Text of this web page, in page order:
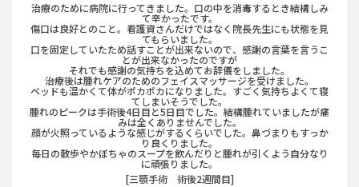
治療のために病院に行ってきました。口の中を消毒するとき結構しみ
て辛かったです。
傷口は良好とのこと。看護資さんだけではなく院長先生にも状態を見
てもらいました。
口を固定していたため話すことが出来ないので、感謝の言葉を言うこ
とが出来なかったのですが
それでも感謝の気持ちを込めてお辞儀をしました。
治療後は腫れケアのためのフェイスマッサージを受けました。
ベッドも温かくて体がポカポカになりました。すごく気持ちよくて寝
てしまいそうでした。
腫れのピークは手術後4日目と5日目でした。結構腫れていましたが痛
みは全くありませんでした。
顔が火照っているような感じがするくらいでした。鼻づまりもすっか
り良くりました。
毎日の散歩やかぼちゃのスープを飲んだりと腫れが引くよう自分なり
に頑張りました。
[三顎手術 術後2週間目]